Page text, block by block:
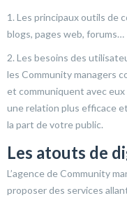
1. Les principaux outils de
blogs, pages web, forums…
2. Les besoins des
les Community managers
et communiquent avec eux
une relation plus efficace
la part de votre public.
Les atouts de
L’agence de Community
proposer des services